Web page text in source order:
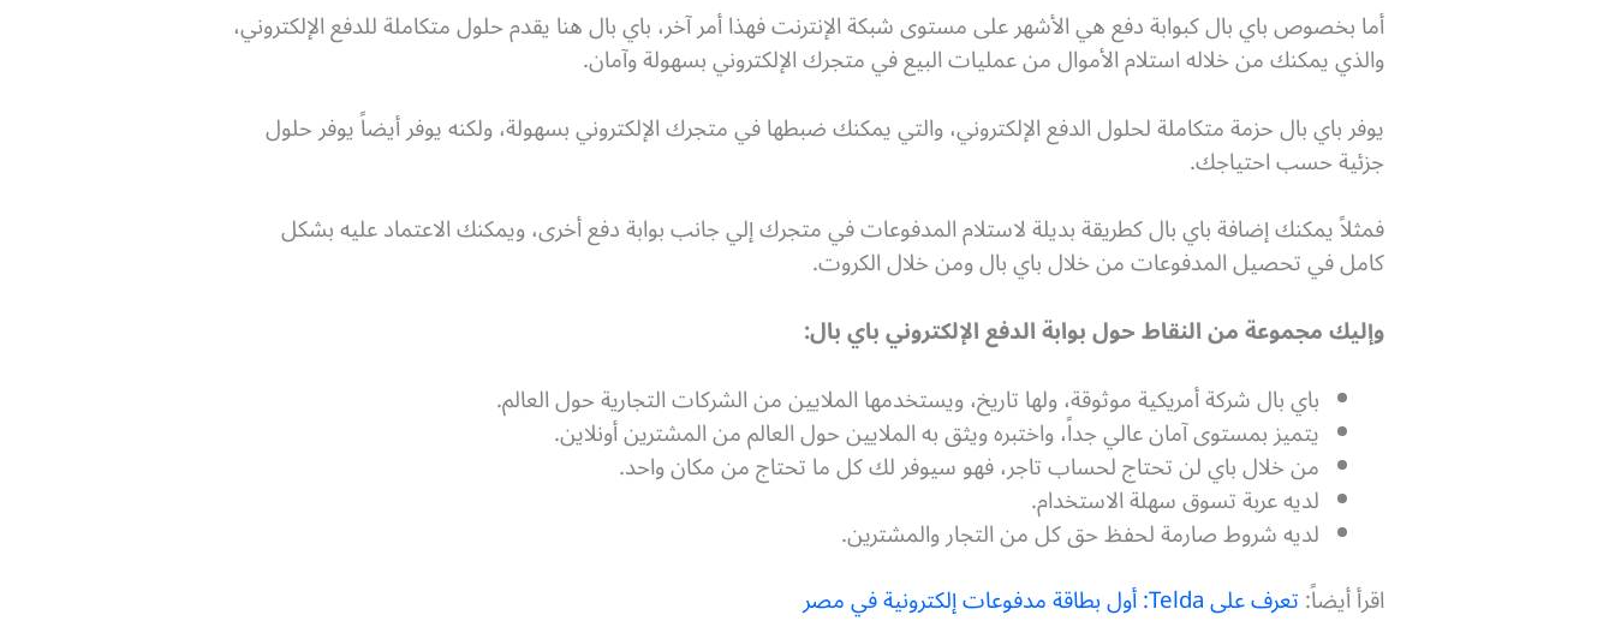
أما بخصوص باي بال كبوابة دفع هي الأشهر على مستوى شبكة الإنترنت فهذا أمر آخر، باي بال هنا يقدم حلول متكاملة للدفع الإلكتروني،
والذي يمكنك من خلاله استلام الأموال من عمليات البيع في متجرك الإلكتروني بسهولة وآمان.
يوفر باي بال حزمة متكاملة لحلول الدفع الإلكتروني، والتي يمكنك ضبطها في متجرك الإلكتروني بسهولة، ولكنه يوفر أيضاً يوفر حلول
جزئية حسب احتياجك.
فمثلاً يمكنك إضافة باي بال كطريقة بديلة لاستلام المدفوعات في متجرك إلي جانب بوابة دفع أخرى، ويمكنك الاعتماد عليه بشكل
كامل في تحصيل المدفوعات من خلال باي بال ومن خلال الكروت.
وإليك مجموعة من النقاط حول بوابة الدفع الإلكتروني باي بال:
باي بال شركة أمريكية موثوقة، ولها تاريخ، ويستخدمها الملايين من الشركات التجارية حول العالم.
يتميز بمستوى آمان عالي جداً، واختبره ويثق به الملايين حول العالم من المشترين أونلاين.
من خلال باي لن تحتاج لحساب تاجر، فهو سيوفر لك كل ما تحتاج من مكان واحد.
لديه عربة تسوق سهلة الاستخدام.
لديه شروط صارمة لحفظ حق كل من التجار والمشترين.
اقرأ أيضاً:تعرف على Telda: أول بطاقة مدفوعات إلكترونية في مصر